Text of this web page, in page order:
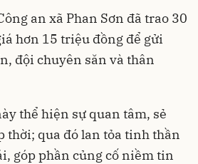
an xã Phan Sơn đã trao 30
hơn 15 triệu đồng để gửi
đội chuyên săn và thân
thể hiện sự quan tâm, sẻ
thời; qua đó lan tỏa tinh thần
góp phần củng cố niềm tin